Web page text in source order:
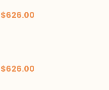
$626.00
$626.00